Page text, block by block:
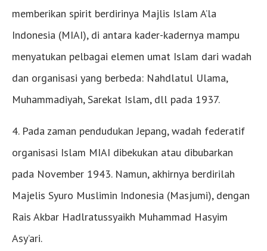
memberikan spirit berdirinya Majlis Islam A’la
Indonesia (MIAI), di antara kader-kadernya mampu
menyatukan pelbagai elemen umat Islam dari wadah
dan organisasi yang berbeda: Nahdlatul Ulama,
Muhammadiyah, Sarekat Islam, dll pada 1937.
4. Pada zaman pendudukan Jepang, wadah federatif
organisasi Islam MIAI dibekukan atau dibubarkan
pada November 1943. Namun, akhirnya berdirilah
Majelis Syuro Muslimin Indonesia (Masjumi), dengan
Rais Akbar Hadlratussyaikh Muhammad Hasyim
Asy’ari.